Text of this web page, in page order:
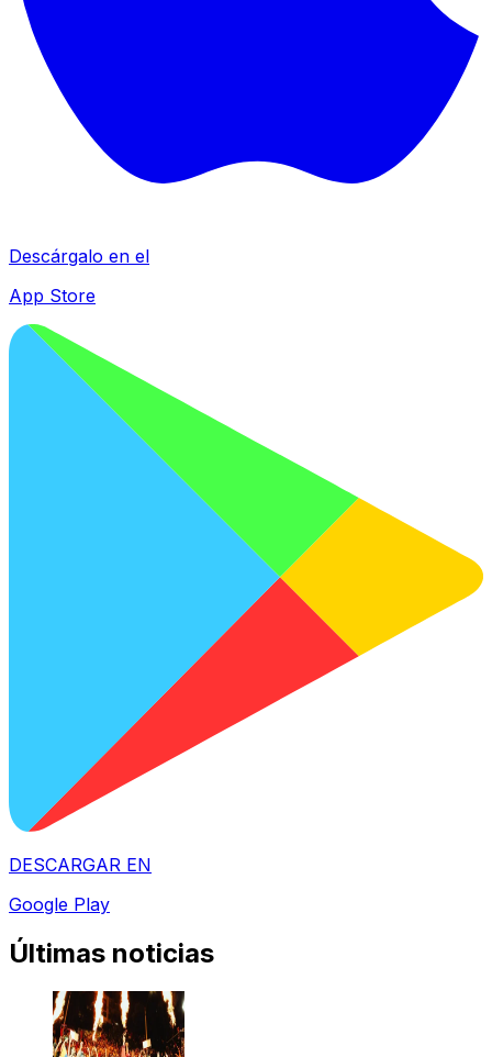
Descárgalo en el
App Store
DESCARGAR EN
Google Play
Últimas noticias